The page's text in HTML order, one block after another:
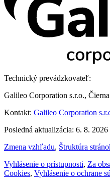
Technický prevádzkovateľ:
Galileo Corporation s.r.o.,
Kontakt: Galileo Corporation
Posledná aktualizácia: 6. 8. 2026
Zmena vzhľadu, Štruktúra
Vyhlásenie o prístupnosti, Za
Cookies, Vyhlásenie o ochrane